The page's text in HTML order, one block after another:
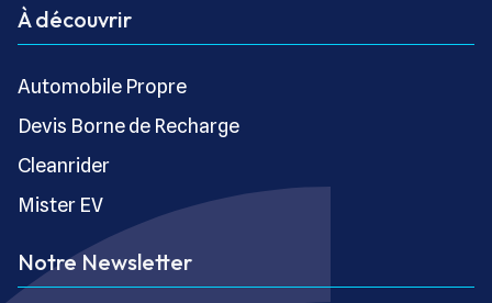
À découvrir
Automobile Propre
Devis Borne de Recharge
Cleanrider
Mister EV
Notre Newsletter